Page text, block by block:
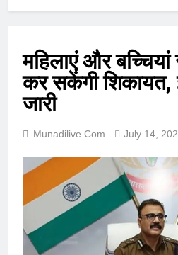
महिलाएं और बच्चियां
कर सकेंगी
जारी
Munadilive.com July 14,